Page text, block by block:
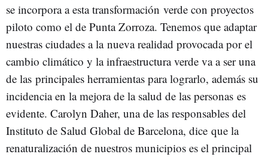
se incorpora a esta transformación verde con proyectos
piloto como el de Punta Zorroza. Tenemos que adaptar
nuestras ciudades a la nueva realidad provocada por el
cambio climático y la infraestructura verde va a ser una
de las principales herramientas para lograrlo, además su
incidencia en la mejora de la salud de las personas es
evidente. Carolyn Daher, una de las responsables del
Instituto de Salud Global de Barcelona, dice que la
renaturalización de nuestros municipios es el principal